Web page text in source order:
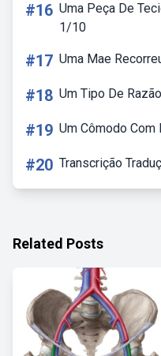
#16 Uma Peça De
1/10
#17 Uma Mae
#18 Um Tipo De
#19 Um Cômodo Com
#20 Transcrição
Related Posts